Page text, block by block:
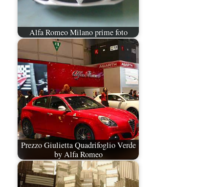
Alfa Romeo Milano prime foto
Prezzo Giulietta Quadrifoglio Verde
by Alfa Romeo